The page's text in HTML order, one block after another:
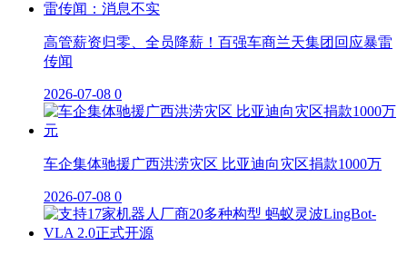
高管薪资归零、全员降薪！百强车商兰天集团回应暴雷
传闻
2026-07-08 0
车企集体驰援广西洪涝灾区 比亚迪向灾区捐款1000万
2026-07-08 0